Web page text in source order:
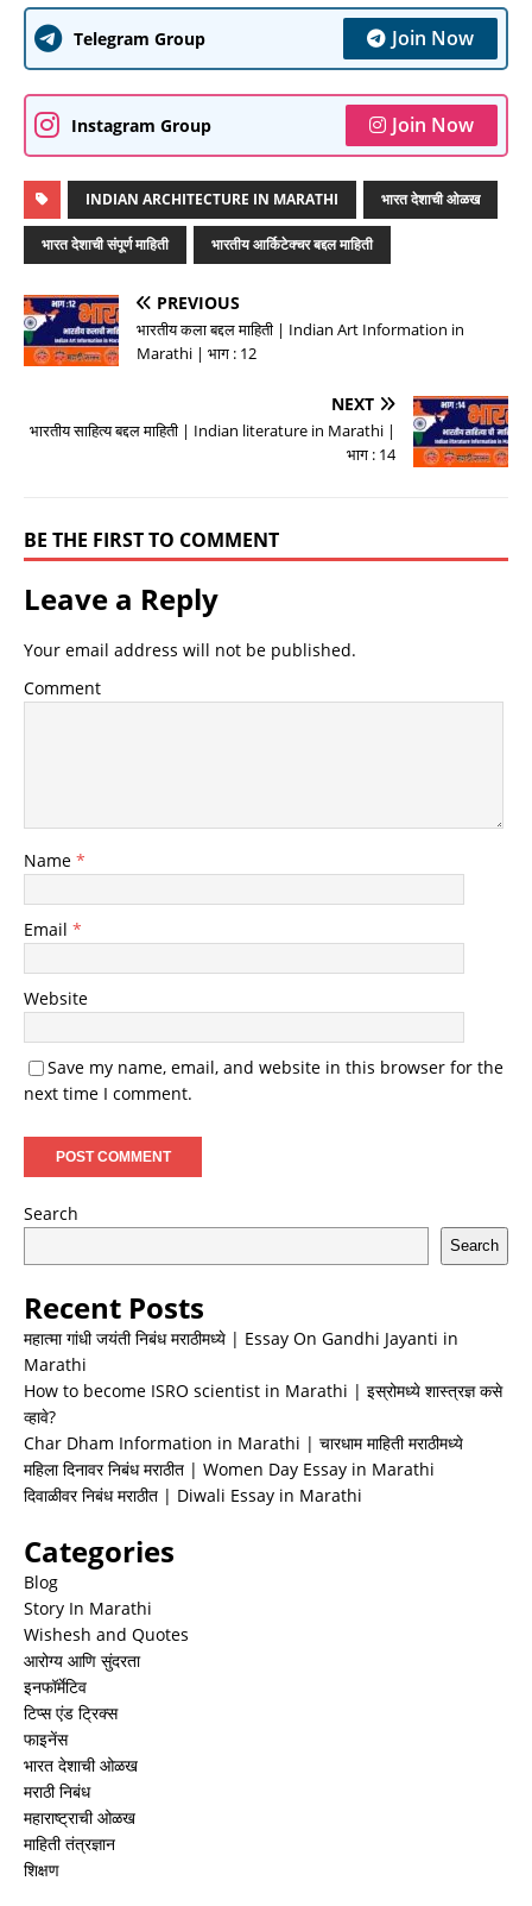
Telegram Group Join Now
Instagram Group Join Now
INDIAN ARCHITECTURE IN MARATHI भारत देशाची ओळख
भारत देशाची संपूर्ण माहिती भारतीय आर्किटेक्चर बद्दल माहिती
PREVIOUS
भारतीय कला बद्दल माहिती | Indian Art Information in
Marathi | भाग : 12
NEXT
भारतीय साहित्य बद्दल माहिती | Indian literature in Marathi |
भाग : 14
BE THE FIRST TO COMMENT
Leave a Reply
Your email address will not be published.
Comment
Name *
Email *
Website
Save my name, email, and website in this browser for the
next time I comment.
Search
Search
Recent Posts
महात्मा गांधी जयंती निबंध मराठीमध्ये | Essay On Gandhi Jayanti in
Marathi
How to become ISRO scientist in Marathi | इस्रोमध्ये शास्त्रज्ञ कसे
व्हावे?
Char Dham Information in Marathi | चारधाम माहिती मराठीमध्ये
महिला दिनावर निबंध मराठीत | Women Day Essay in Marathi
दिवाळीवर निबंध मराठीत | Diwali Essay in Marathi
Categories
Blog
Story In Marathi
Wishesh and Quotes
आरोग्य आणि सुंदरता
इनफॉर्मेटिव
टिप्स एंड ट्रिक्स
फाइनेंस
भारत देशाची ओळख
मराठी निबंध
महाराष्ट्राची ओळख
माहिती तंत्रज्ञान
शिक्षण